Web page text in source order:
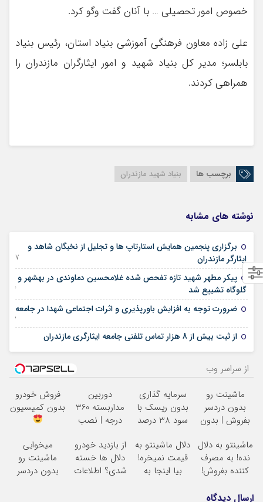
خصوص امور تحصیلی … با آنان گفت وگو کرد.
علی زاده معاون فرهنگی آموزشی بنیاد استان، رئیس بنیاد
بابلسر؛ مدیر کل بنیاد شهید و امور ایثارگران مازندران را
همراهی کردند.
برچسب ها بنیاد شهید مازندران
نوشته های مشابه
برگزاری پنجمین همایش استارتاپ ها و تجلیل از نخبگان شاهد و
ایثارگر مازندران
27 جولای 2025
پیکر مطهر شهید تازه تفحص شده غلامحسین دماوندی در بهشهر و
گلوگاه تشییع شد
26 آوریل 2025
ضرورت توجه به افزایش باورپذیری و اثرات اجتماعی شهدا در جامعه
12 مارس 2025
از ثبت بیش از 8 هزار تماس تلفنی جامعه ایثارگری مازندران
از سراسر وب
ماشینت رو
بدون دردسر
بفروش | بدون
سرمایه گذاری
بدون ریسک با
سود 38 درصد
دوربین
مداربسته 360
درجه | نصب
فروش خودرو
بدون کمیسیون
ماشینتو به دلال
نده! به مصرف
کننده بفروش!
یک تماس
دلال ماشینتو به
قیمت نمیخره!
بیا اینجا به
از بازدید خودرو
دلال ها خسته
شدی؟ اطلاعات
میخوایی
ماشینت رو
بدون دردسر
ارسال دیدگاه